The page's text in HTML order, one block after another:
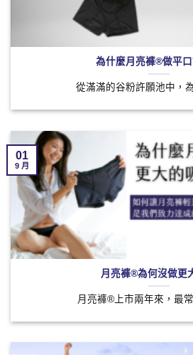
為什麼月亮褲®做平口
從滿滿的谷粉許願池中，
月亮褲®為何沒做更
月亮褲®上市兩年來，最
01
9 月